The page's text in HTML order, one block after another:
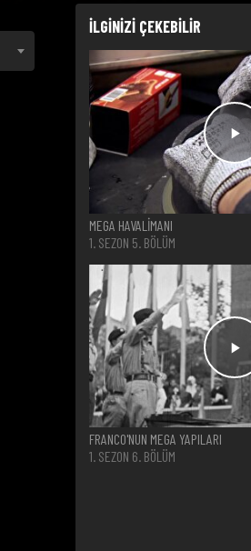
İLGİNİZİ ÇEKEBİLİR
MEGA HAVALİMANI
1. SEZON 5. BÖLÜM
FRANCO'NUN MEGA YAPILARI
1. SEZON 6. BÖLÜM